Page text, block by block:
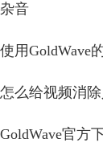
杂音
使用GoldWave
怎么给视频消
GoldWave官方